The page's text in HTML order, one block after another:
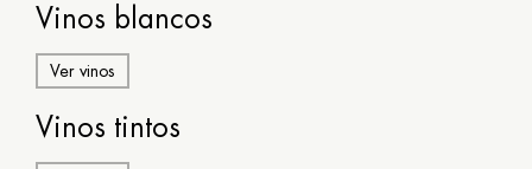
Galego
Español
Vinos blancos
Ver vinos
Vinos tintos